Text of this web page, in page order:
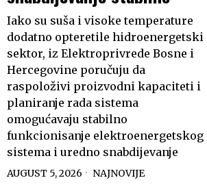
Iako su suša i visoke temperature
dodatno opteretile hidroenergetski
sektor, iz Elektroprivrede Bosne i
Hercegovine poručuju da
raspoloživi proizvodni kapaciteti i
planiranje rada sistema
omogućavaju stabilno
funkcionisanje elektroenergetskog
sistema i uredno snabdijevanje
AUGUST 5, 2026 NAJNOVIJE